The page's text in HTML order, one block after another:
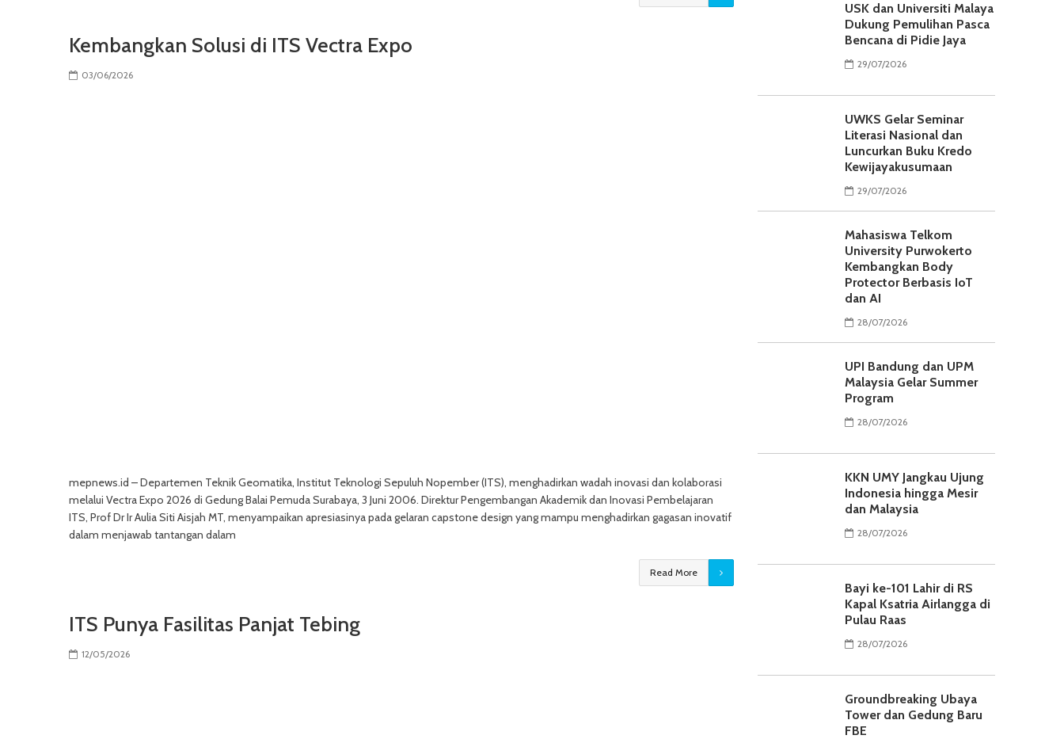
Kembangkan Solusi di ITS Vectra Expo
03/06/2026
mepnews.id – Departemen Teknik Geomatika, Institut Teknologi Sepuluh Nopember (ITS), menghadirkan wadah inovasi dan kolaborasi
melalui Vectra Expo 2026 di Gedung Balai Pemuda Surabaya, 3 Juni 2006. Direktur Pengembangan Akademik dan Inovasi Pembelajaran
ITS, Prof Dr Ir Aulia Siti Aisjah MT, menyampaikan apresiasinya pada gelaran capstone design yang mampu menghadirkan gagasan inovatif
dalam menjawab tantangan dalam
Read More
ITS Punya Fasilitas Panjat Tebing
12/05/2026
USK dan Universiti Malaya
Dukung Pemulihan Pasca
Bencana di Pidie Jaya
29/07/2026
UWKS Gelar Seminar
Literasi Nasional dan
Luncurkan Buku Kredo
Kewijayakusumaan
29/07/2026
Mahasiswa Telkom
University Purwokerto
Kembangkan Body
Protector Berbasis IoT
dan AI
28/07/2026
UPI Bandung dan UPM
Malaysia Gelar Summer
Program
28/07/2026
KKN UMY Jangkau Ujung
Indonesia hingga Mesir
dan Malaysia
28/07/2026
Bayi ke-101 Lahir di RS
Kapal Ksatria Airlangga di
Pulau Raas
28/07/2026
Groundbreaking Ubaya
Tower dan Gedung Baru
FBE